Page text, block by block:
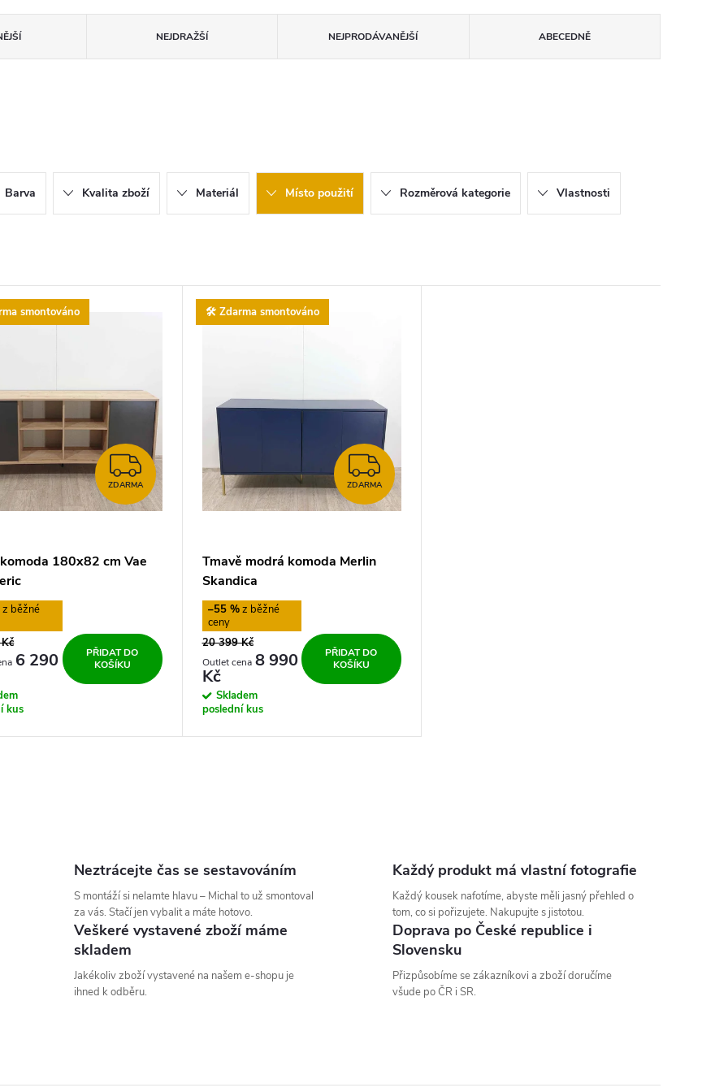
NEJDRAŽŠÍ NEJPRODÁVANĚJŠÍ ABECEDNĚ
Barva Kvalita zboží Materiál Místo použití Rozměrová kategorie Vlastnosti
smontováno
ZDARMA
ZDARMA
180x82 cm Vae
6 290
kus
PŘIDAT DO
KOŠÍKU
🛠️ Zdarma smontováno
ZDARMA
ZDARMA
Tmavě modrá komoda Merlin
Skandica
–55 %
20 399 Kč
8 990
Kč
Skladem
poslední kus
PŘIDAT DO
KOŠÍKU
Neztrácejte čas se sestavováním
S montáží si nelamte hlavu – Michal to už smontoval
za vás. Stačí jen vybalit a máte hotovo.
Každý produkt má vlastní fotografie
Každý kousek nafotíme, abyste měli jasný přehled o
tom, co si pořizujete. Nakupujte s jistotou.
Veškeré vystavené zboží máme
skladem
Jakékoliv zboží vystavené na našem e-shopu je
ihned k odběru.
Doprava po České republice i
Slovensku
Přizpůsobíme se zákazníkovi a zboží doručíme
všude po ČR i SR.